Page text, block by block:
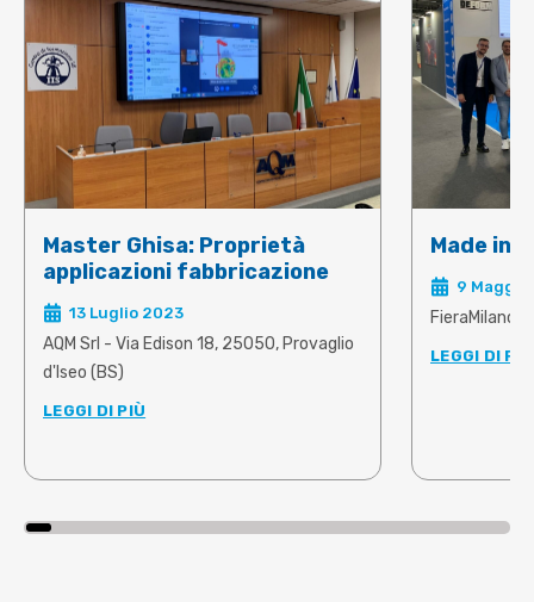
energetico nei forni ...
Master Ghisa: Proprietà
applicazioni fabbricazione
13 Luglio 2023
AQM Srl - Via Edison 18, 25050, Provaglio
d'Iseo (BS)
LEGGI DI PIÙ
Made in
9 Maggio
FieraMilano,
LEGGI DI PIÙ